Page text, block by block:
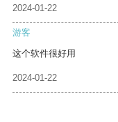
2024-01-22
游客
这个软件很好用
2024-01-22